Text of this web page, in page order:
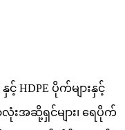
င့် HDPE ပိုက်များနှင့်
းအဆို့ရှင်များ၊ ရေပိုက်